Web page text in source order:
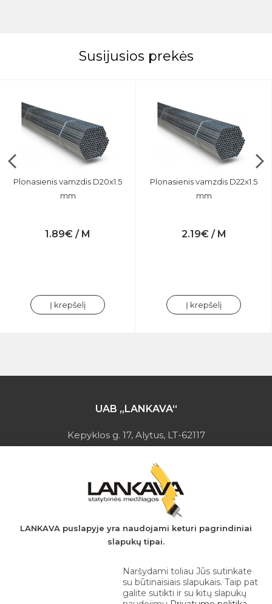
Susijusios prekės
Plonasienis vamzdis D20x1.5
mm
1.89€ / M
Į krepšelį
Plonasienis vamzdis D22x1.5
mm
2.19€ / M
Į krepšelį
UAB „LANKAVA“
Kepyklos g. 17, Alytus, LT-62117
Įmonės kodas: 149728275
PVM mokėtojo kodas: LT497282716
A.s.: LT037044060001923651
AB SEB bankas
+370 610 42 222
LANKAVA puslapyje yra naudojami keturi pagrindiniai
slapukų tipai.
Naršydami toliau Jūs sutinkate
su būtinaisiais slapukais. Taip pat
galite sutikti ir su kitų slapukų